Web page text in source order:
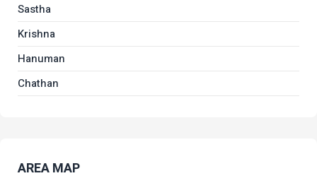
Sastha
Krishna
Hanuman
Chathan
AREA MAP